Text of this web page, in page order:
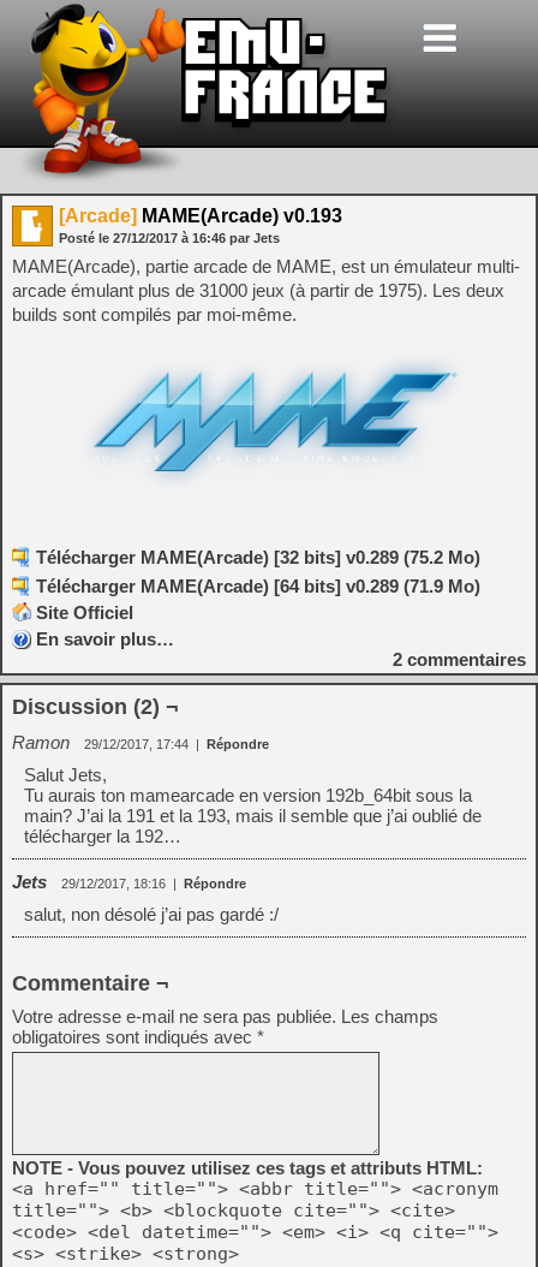
[Arcade] MAME(Arcade) v0.193
Posté le 27/12/2017 à 16:46 par Jets
MAME(Arcade), partie arcade de MAME, est un émulateur multi-
arcade émulant plus de 31000 jeux (à partir de 1975). Les deux
builds sont compilés par moi-même.
Télécharger MAME(Arcade) [32 bits] v0.289 (75.2 Mo)
Télécharger MAME(Arcade) [64 bits] v0.289 (71.9 Mo)
Site Officiel
En savoir plus…
2 commentaires
Discussion (2) ¬
Ramon 29/12/2017, 17:44 | Répondre
Salut Jets,
Tu aurais ton mamearcade en version 192b_64bit sous la
main? J’ai la 191 et la 193, mais il semble que j’ai oublié de
télécharger la 192…
Jets 29/12/2017, 18:16 | Répondre
salut, non désolé j’ai pas gardé :/
Commentaire ¬
Votre adresse e-mail ne sera pas publiée. Les champs
obligatoires sont indiqués avec *
NOTE - Vous pouvez utilisez ces tags et attributs HTML:
<a href="" title=""> <abbr title=""> <acronym
title=""> <b> <blockquote cite=""> <cite>
<code> <del datetime=""> <em> <i> <q cite="">
<s> <strike> <strong>